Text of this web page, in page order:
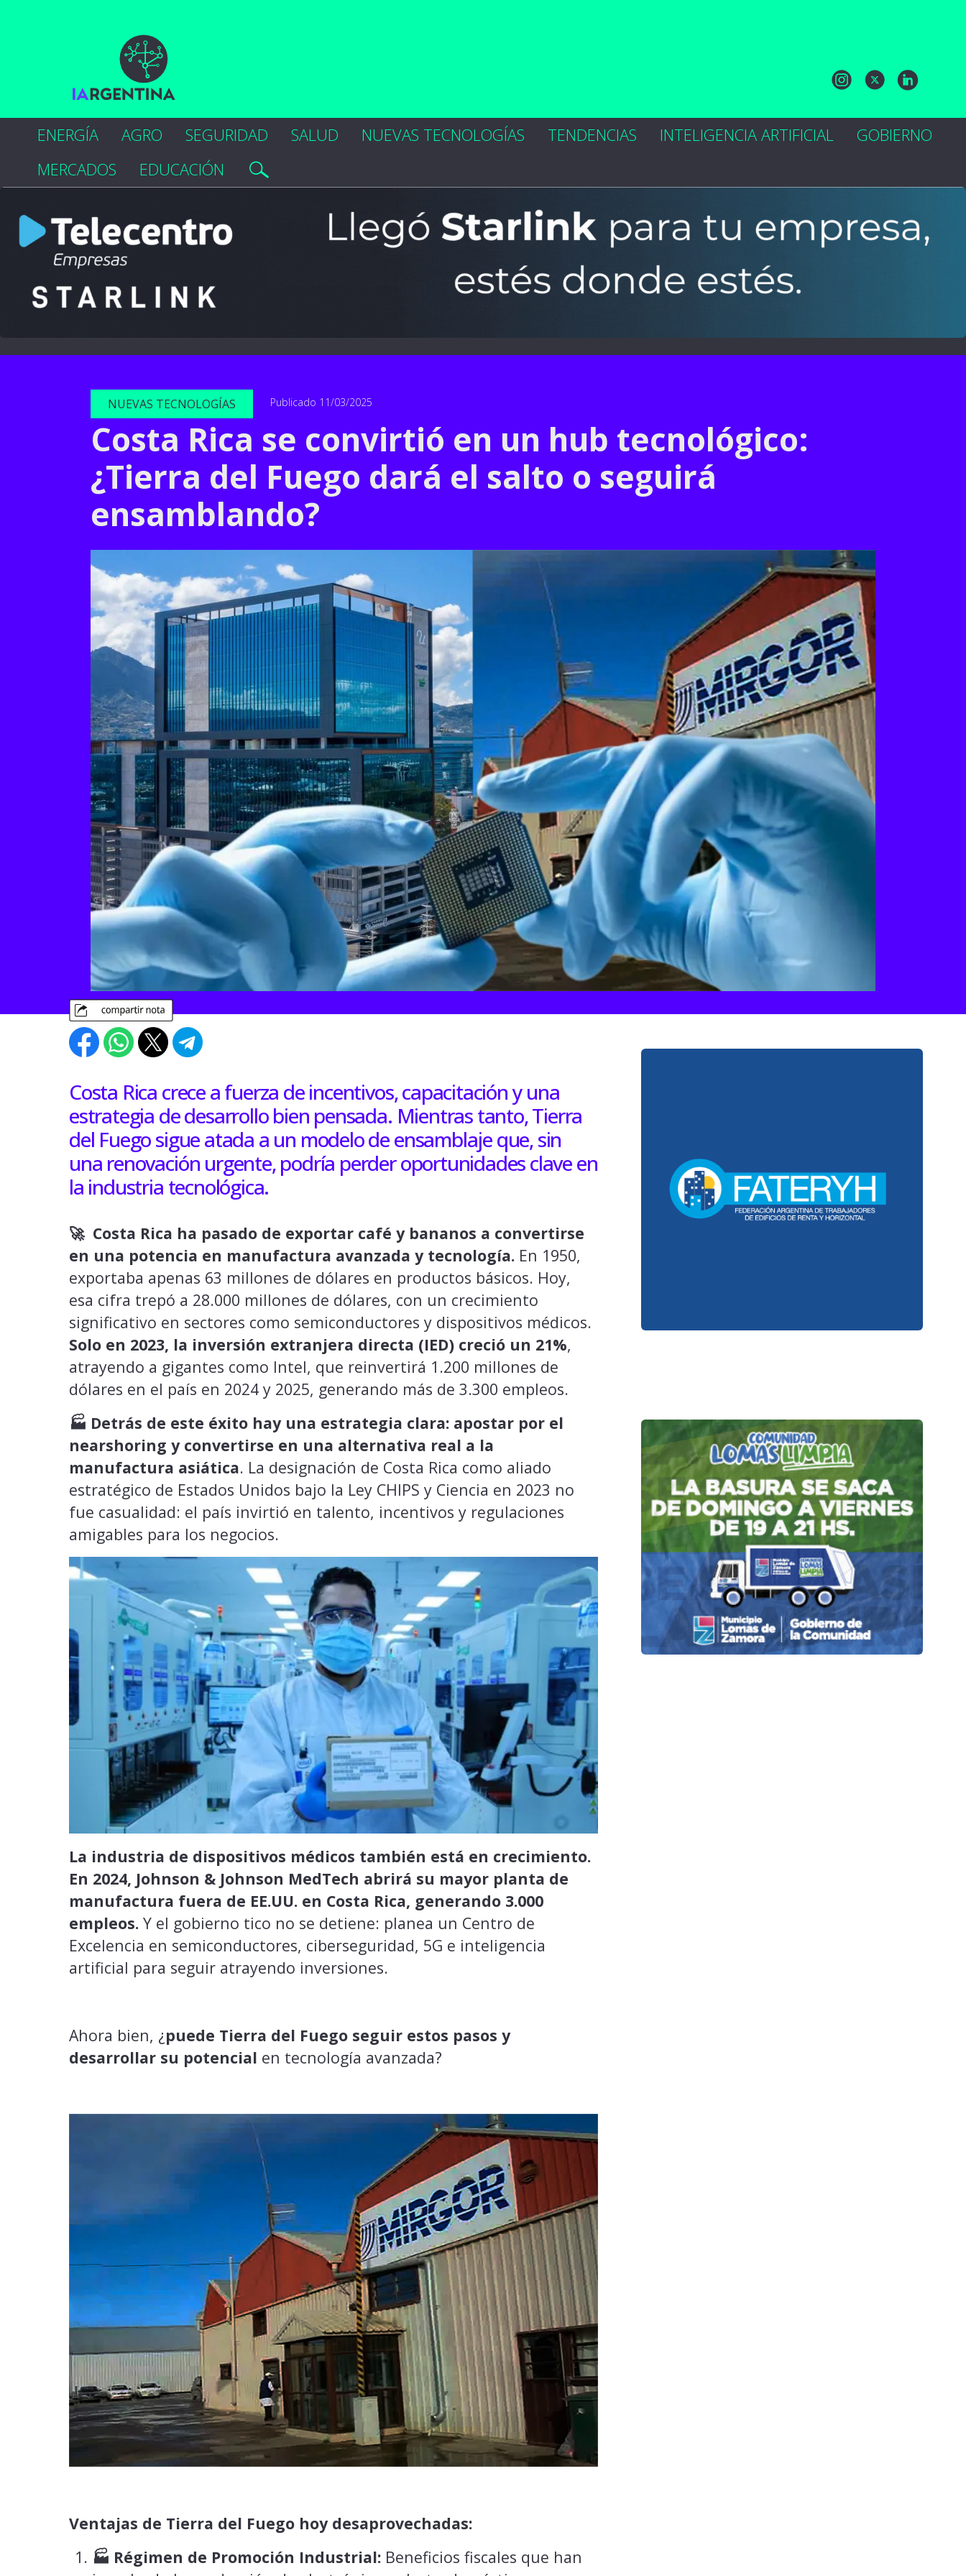
ENERGÍA AGRO SEGURIDAD SALUD NUEVAS TECNOLOGÍAS TENDENCIAS INTELIGENCIA ARTIFICIAL
GOBIERNO
MERCADOS
EDUCACIÓN
NUEVAS TECNOLOGÍAS Publicado 11/03/2025
Costa Rica se convirtió en un hub tecnológico:
¿Tierra del Fuego dará el salto o seguirá
ensamblando?
Costa Rica crece a fuerza de incentivos, capacitación y una
estrategia de desarrollo bien pensada. Mientras tanto, Tierra
del Fuego sigue atada a un modelo de ensamblaje que, sin
una renovación urgente, podría perder oportunidades clave en
la industria tecnológica.
🚀 Costa Rica ha pasado de exportar café y bananos a convertirse
en una potencia en manufactura avanzada y tecnología. En 1950,
exportaba apenas 63 millones de dólares en productos básicos. Hoy,
esa cifra trepó a 28.000 millones de dólares, con un crecimiento
significativo en sectores como semiconductores y dispositivos médicos.
Solo en 2023, la inversión extranjera directa (IED) creció un 21%,
atrayendo a gigantes como Intel, que reinvertirá 1.200 millones de
dólares en el país en 2024 y 2025, generando más de 3.300 empleos.
🏭 Detrás de este éxito hay una estrategia clara: apostar por el
nearshoring y convertirse en una alternativa real a la
manufactura asiática. La designación de Costa Rica como aliado
estratégico de Estados Unidos bajo la Ley CHIPS y Ciencia en 2023 no
fue casualidad: el país invirtió en talento, incentivos y regulaciones
amigables para los negocios.
La industria de dispositivos médicos también está en crecimiento.
En 2024, Johnson & Johnson MedTech abrirá su mayor planta de
manufactura fuera de EE.UU. en Costa Rica, generando 3.000
empleos. Y el gobierno tico no se detiene: planea un Centro de
Excelencia en semiconductores, ciberseguridad, 5G e inteligencia
artificial para seguir atrayendo inversiones.
Ahora bien, ¿puede Tierra del Fuego seguir estos pasos y
desarrollar su potencial en tecnología avanzada?
Ventajas de Tierra del Fuego hoy desaprovechadas:
🏭 Régimen de Promoción Industrial: Beneficios fiscales que han